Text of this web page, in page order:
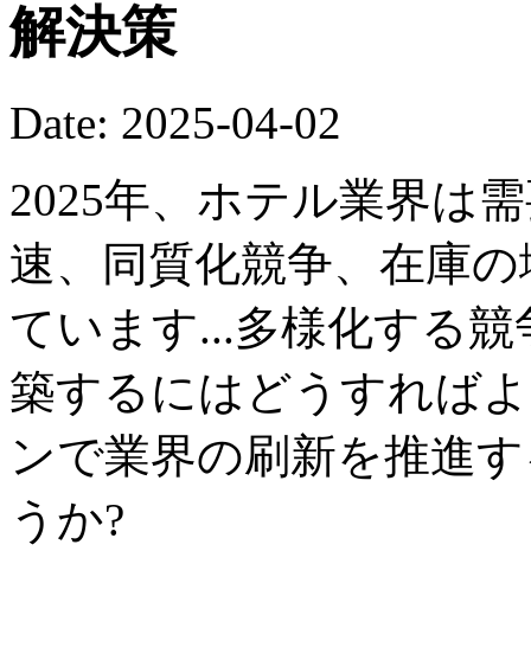
解決策
Date: 2025-04-02
2025年、ホテル業界は
速、同質化競争、在庫
ています...多様化する
築するにはどうすれば
ンで業界の刷新を推進
うか?